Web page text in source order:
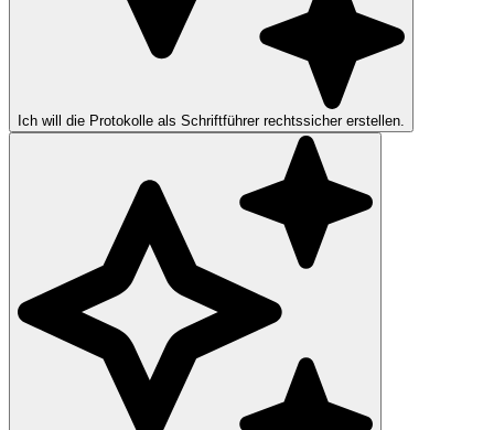
Ich will die Protokolle als Schriftführer rechtssicher erstellen.